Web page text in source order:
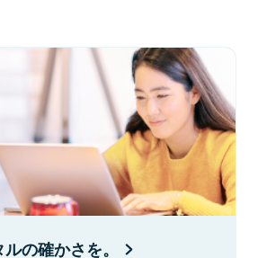
の確かさを。